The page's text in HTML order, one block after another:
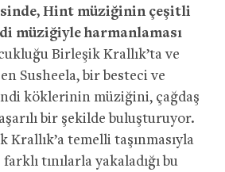
Hint müziğinin çeşitli
müziğiyle harmanlaması
Birleşik Krallık’ta ve
Susheela, bir besteci ve
köklerinin müziğini, çağdaş
bir şekilde buluşturuyor.
Krallık’a temelli taşınmasıyla
tınılarla yakaladığı bu